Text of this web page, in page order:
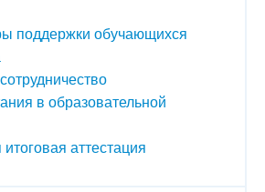
поддержки обучающихся
в образовательной
аттестация